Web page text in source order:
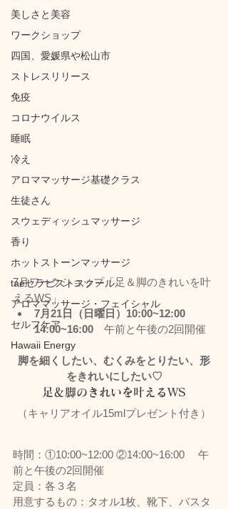
美しさと美容
ワークショップ
四国、愛媛県や松山市
ストレスリリース
免疫
コロナウイルス
睡眠
冷え
アロママッサージ基礎クラス
生徒さん
スウェディッシュマッサージ
香り
ホットストーンマッサージ
taeセラピストスクール
アロママッサージ・フェイシャル
セルフケア
Hawaii Energy
7月ワークショップ「足＆脚のきれいを叶
えるWS」
7月21日（日曜日）10:00~12:00
14:00~16:00 午前と午後の2回開催
脚を細くしたい、むくみをとりたい、形
をきれいにしたい♡
足＆脚のきれいを叶えるWS
（キャリアオイル15mlプレゼント付き）
時間：①10:00~12:00 ②14:00~16:00 　午
前と午後の2回開催
定員：各３名
用意するもの：タオル1枚、靴下、バスタ